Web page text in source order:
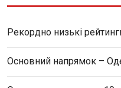
Рекордно низькі
Основний напрямок –